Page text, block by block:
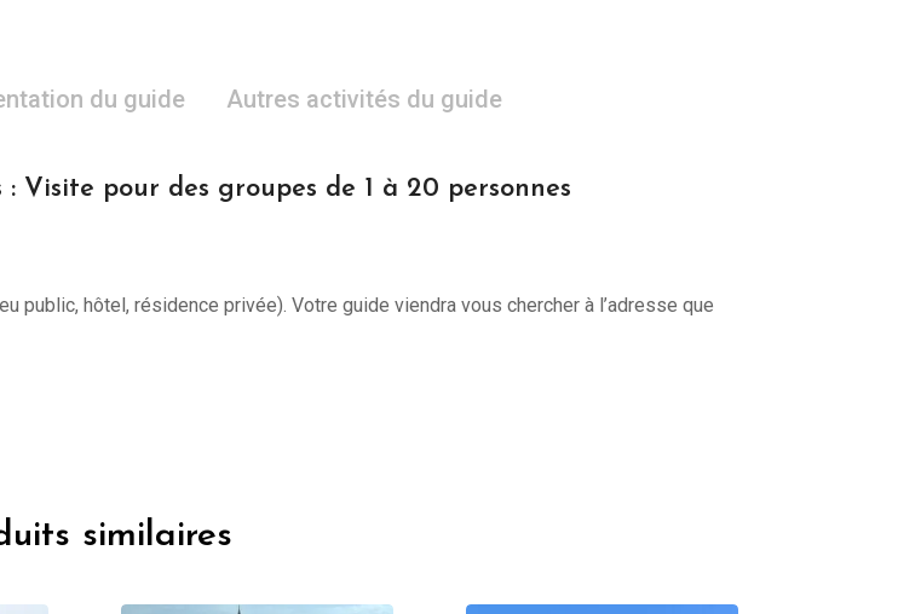
du guide Autres activités du guide
Visite pour des groupes de 1 à 20 personnes
hôtel, résidence privée). Votre guide viendra vous chercher à l’adresse que
similaires